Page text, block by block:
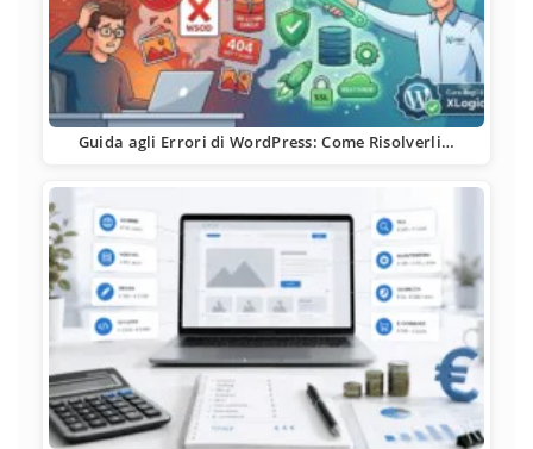
Guida agli Errori di WordPress: Come Risolverli…